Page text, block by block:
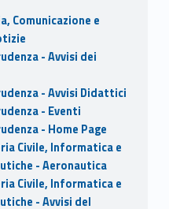
Comunicazione e
- Avvisi dei
- Avvisi Didattici
- Eventi
- Home Page
Civile, Informatica e
- Aeronautica
Civile, Informatica e
- Avvisi del